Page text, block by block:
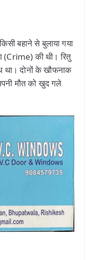
बहाने से बुलाया गया
(Crime) की थी। रितु
दोनों के खौफनाक
मौत को खुद गले